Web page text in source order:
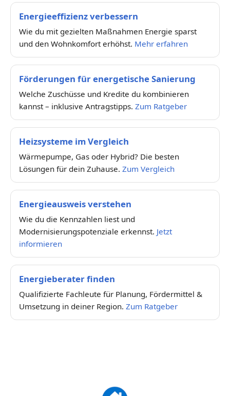
Energieeffizienz verbessern
Wie du mit gezielten Maßnahmen Energie sparst
und den Wohnkomfort erhöhst. Mehr erfahren
Förderungen für energetische Sanierung
Welche Zuschüsse und Kredite du kombinieren
kannst – inklusive Antragstipps. Zum Ratgeber
Heizsysteme im Vergleich
Wärmepumpe, Gas oder Hybrid? Die besten
Lösungen für dein Zuhause. Zum Vergleich
Energieausweis verstehen
Wie du die Kennzahlen liest und
Modernisierungspotenziale erkennst. Jetzt
informieren
Energieberater finden
Qualifizierte Fachleute für Planung, Fördermittel &
Umsetzung in deiner Region. Zum Ratgeber